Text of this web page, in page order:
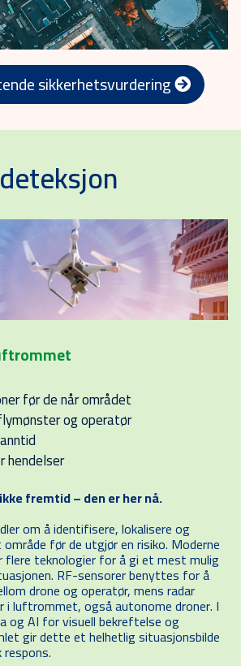
sikkerhetsvurdering
før de når området
og operatør
hendelser
fremtid – den er her nå.
om å identifisere, lokalisere og
før de utgjør en risiko. Moderne
flere teknologier for å gi et mest mulig
RF-sensorer benyttes for å
drone og operatør, mens radar
i luftrommet, også autonome droner. I
og AI for visuell bekreftelse og
gir dette et helhetlig situasjonsbilde